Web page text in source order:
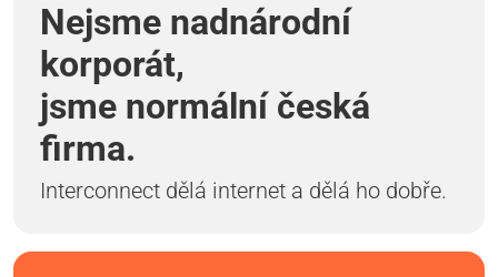
Nejsme nadnárodní
korporát,
jsme normální česká
firma.
Interconnect dělá internet a dělá ho dobře.